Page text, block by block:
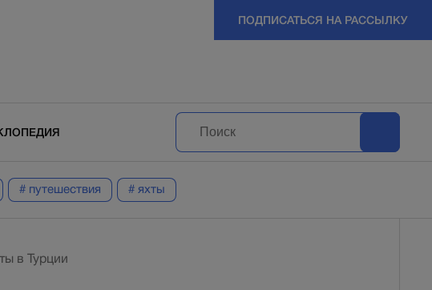
ПОДПИСАТЬСЯ НА РАССЫЛКУ
# путешествия # яхты
в Турции